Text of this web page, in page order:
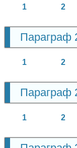
1 2
Параграф
1 2
Параграф
1 2